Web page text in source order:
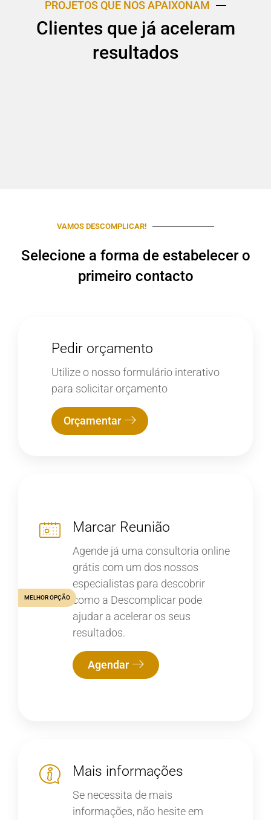
PROJETOS QUE NOS APAIXONAM
Clientes que já aceleram
resultados
VAMOS DESCOMPLICAR!
Selecione a forma de estabelecer o
primeiro contacto
Pedir orçamento
Utilize o nosso formulário interativo
para solicitar orçamento
Orçamentar
Marcar Reunião
Agende já uma consultoria online
grátis com um dos nossos
especialistas para descobrir
como a Descomplicar pode
ajudar a acelerar os seus
resultados.
Agendar
MELHOR OPÇÃO
Mais informações
Se necessita de mais
informações, não hesite em